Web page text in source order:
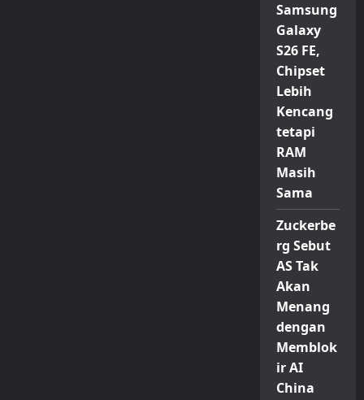
Samsung
Galaxy
S26 FE,
Chipset
Lebih
Kencang
tetapi
RAM
Masih
Sama
Zuckerbe
rg Sebut
AS Tak
Akan
Menang
dengan
Memblok
ir AI
China